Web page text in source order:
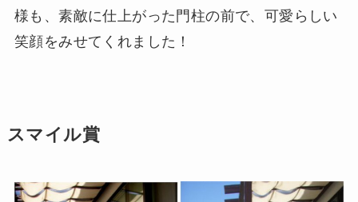
様も、素敵に仕上がった門柱の前で、可愛らしい
笑顔をみせてくれました！
スマイル賞